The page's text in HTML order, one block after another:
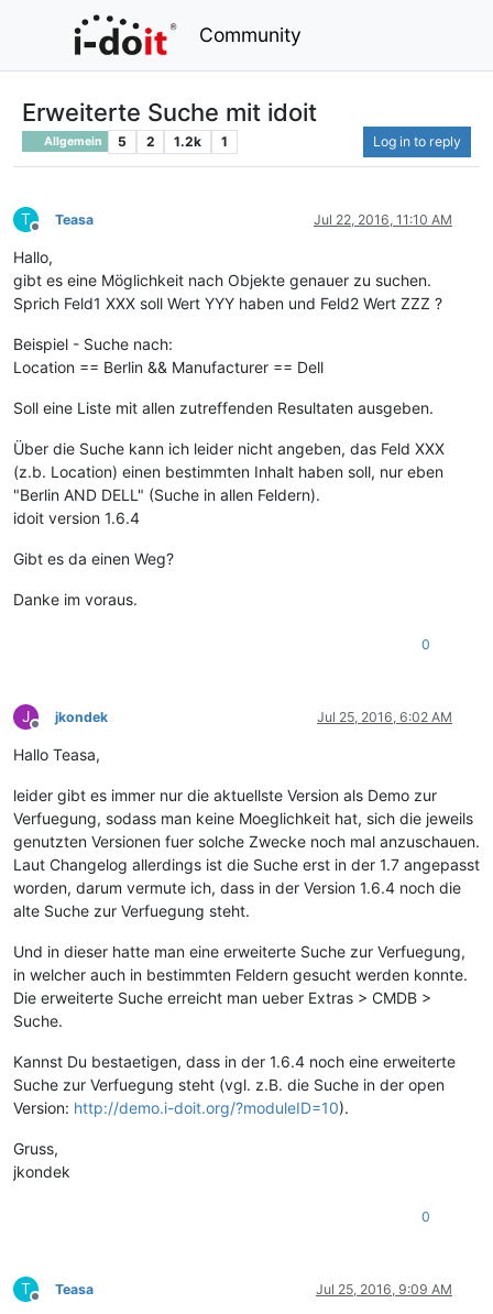
Community
Erweiterte Suche mit idoit
Allgemein 5 2 1.2k 1 Log in to reply
T
Offline
Teasa Jul 22, 2016, 11:10 AM
Hallo,
gibt es eine Möglichkeit nach Objekte genauer zu suchen.
Sprich Feld1 XXX soll Wert YYY haben und Feld2 Wert ZZZ ?
Beispiel - Suche nach:
Location == Berlin && Manufacturer == Dell
Soll eine Liste mit allen zutreffenden Resultaten ausgeben.
Über die Suche kann ich leider nicht angeben, das Feld XXX
(z.b. Location) einen bestimmten Inhalt haben soll, nur eben
"Berlin AND DELL" (Suche in allen Feldern).
idoit version 1.6.4
Gibt es da einen Weg?
Danke im voraus.
0
J
Offline
jkondek Jul 25, 2016, 6:02 AM
Hallo Teasa,
leider gibt es immer nur die aktuellste Version als Demo zur
Verfuegung, sodass man keine Moeglichkeit hat, sich die jeweils
genutzten Versionen fuer solche Zwecke noch mal anzuschauen.
Laut Changelog allerdings ist die Suche erst in der 1.7 angepasst
worden, darum vermute ich, dass in der Version 1.6.4 noch die
alte Suche zur Verfuegung steht.
Und in dieser hatte man eine erweiterte Suche zur Verfuegung,
in welcher auch in bestimmten Feldern gesucht werden konnte.
Die erweiterte Suche erreicht man ueber Extras > CMDB >
Suche.
Kannst Du bestaetigen, dass in der 1.6.4 noch eine erweiterte
Suche zur Verfuegung steht (vgl. z.B. die Suche in der open
Version: http://demo.i-doit.org/?moduleID=10).
Gruss,
jkondek
0
T
Offline
Teasa Jul 25, 2016, 9:09 AM